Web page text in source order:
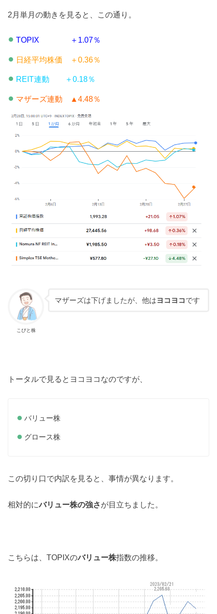
2月単月の動きを見ると、この通り。
TOPIX ＋1.07％
日経平均株価 ＋0.36％
REIT連動 ＋0.18％
マザーズ連動 ▲4.48％
こびと株
マザーズは下げましたが、他はヨコヨコです
トータルで見るとヨコヨコなのですが、
バリュー株
グロース株
この切り口で内訳を見ると、事情が異なります。
相対的にバリュー株の強さが目立ちました。
こちらは、TOPIXのバリュー株指数の推移。